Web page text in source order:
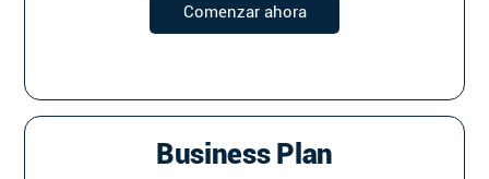
Comenzar ahora
Business Plan